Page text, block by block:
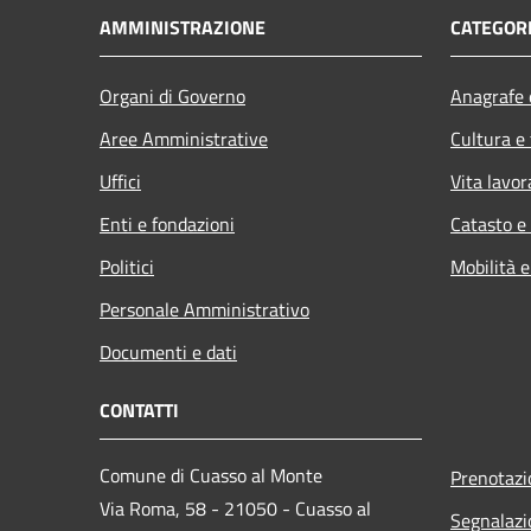
AMMINISTRAZIONE
Organi di Governo
Aree Amministrative
Uffici
Enti e fondazioni
Politici
Personale Amministrativo
Documenti e dati
Cultura
Vita
Catasto
Mobilità
CONTATTI
Comune di Cuasso al Monte
Via Roma, 58 - 21050 - Cuasso al